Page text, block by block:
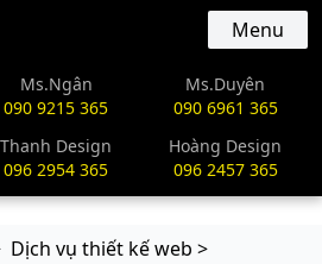
Menu
Ms.Ngân
090 9215 365
Ms.Duyên
090 6961 365
Thanh Design
096 2954 365
Hoàng Design
096 2457 365
Dịch vụ thiết kế web >